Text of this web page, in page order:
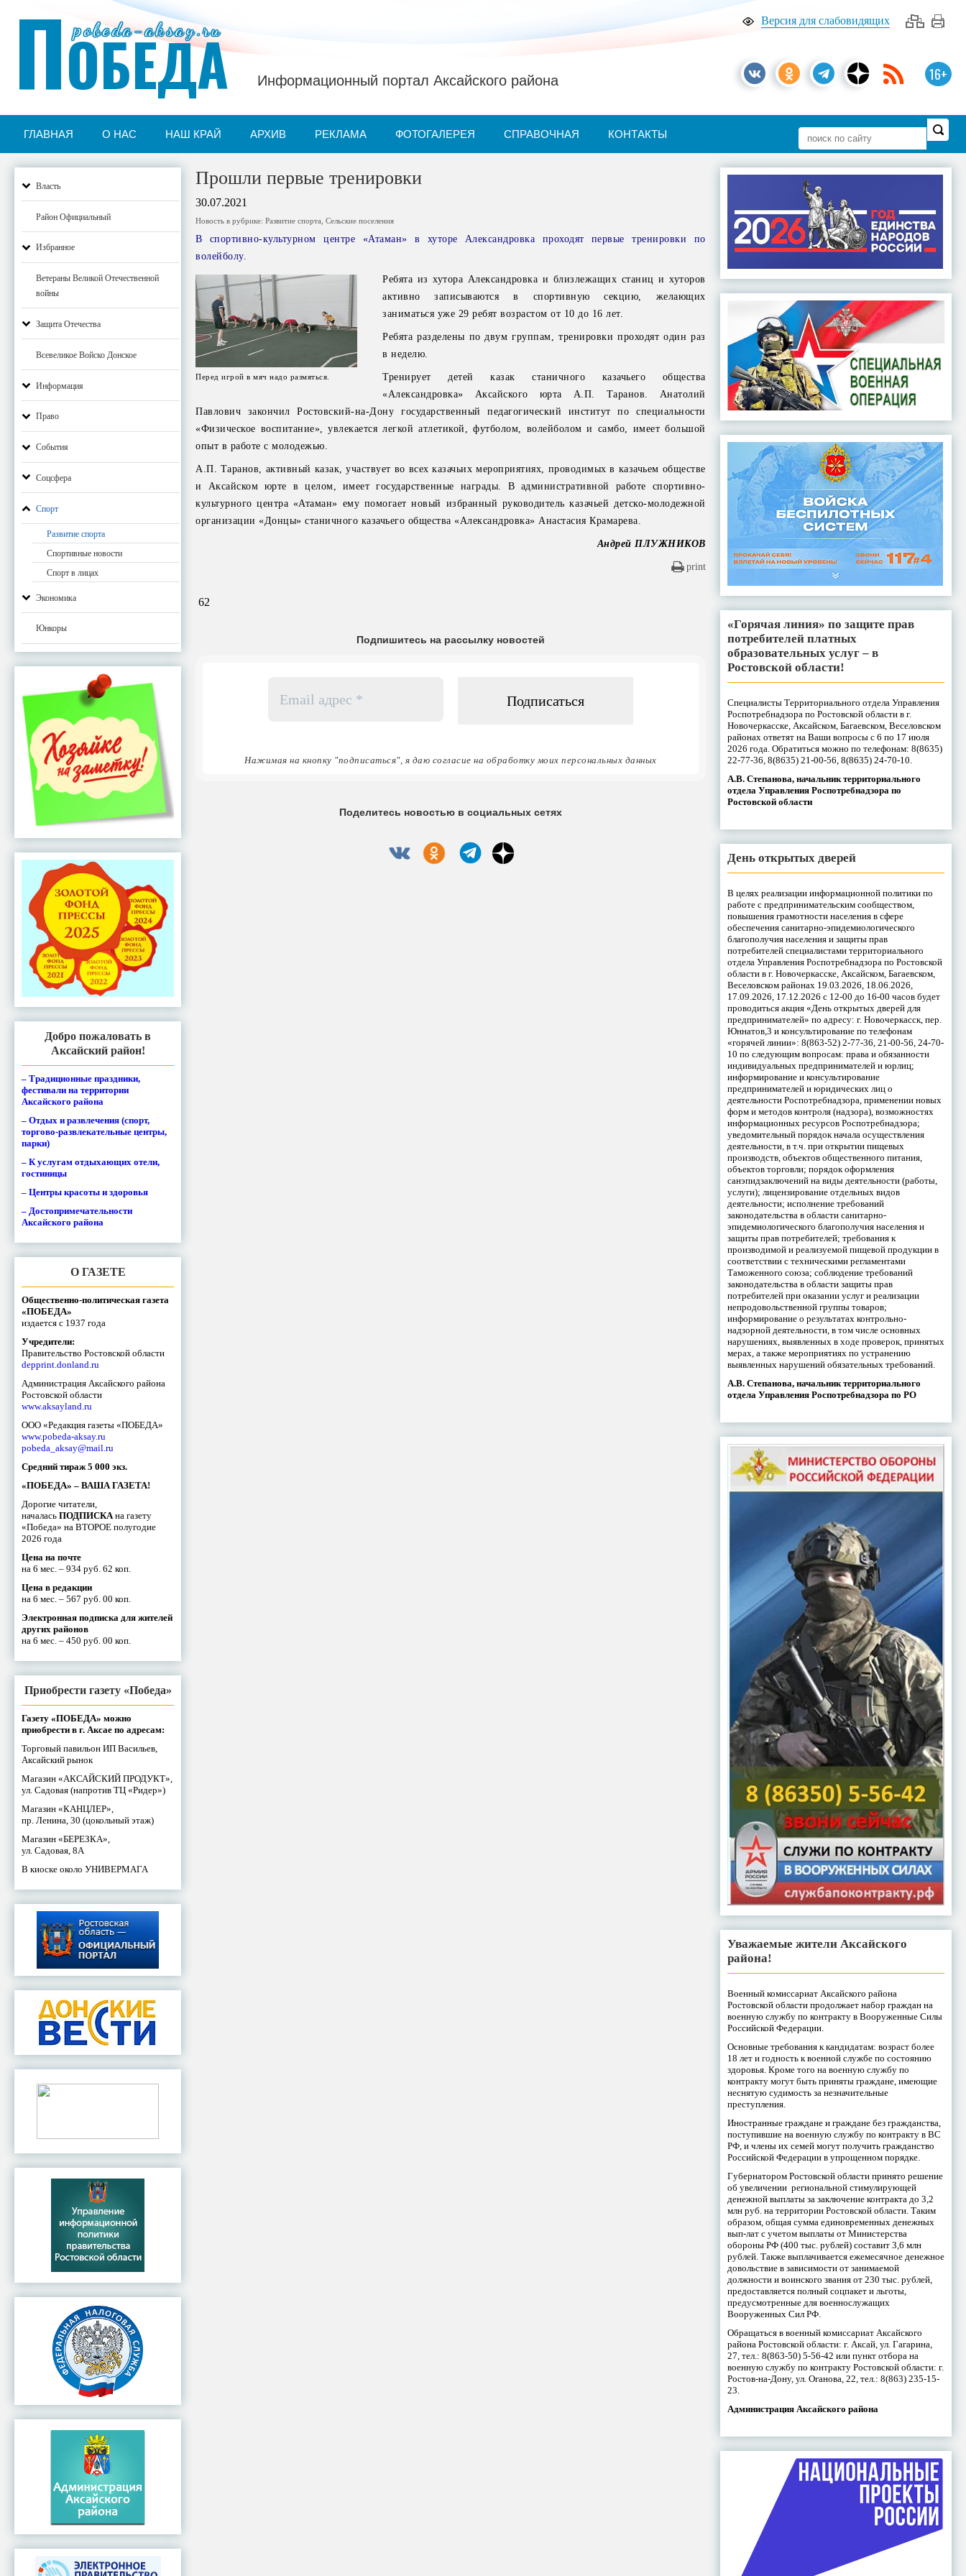
Версия для слабовидящих
16+
pobeda-aksay.ru
ПОБЕДА Информационный портал Аксайского района
ГЛАВНАЯ О НАС НАШ КРАЙ АРХИВ РЕКЛАМА ФОТОГАЛЕРЕЯ СПРАВОЧНАЯ КОНТАКТЫ
Власть
Район Официальный
Избранное
Ветераны Великой Отечественной
войны
Защита Отечества
Всевеликое Войско Донское
Информация
Право
События
Соцсфера
Спорт
Развитие спорта
Спортивные новости
Спорт в лицах
Экономика
Юнкоры
Добро пожаловать в
Аксайский район!
– Традиционные праздники,
фестивали на территории
Аксайского района
– Отдых и развлечения (спорт,
торгово-развлекательные центры,
парки)
– К услугам отдыхающих отели,
гостиницы
– Центры красоты и здоровья
– Достопримечательности
Аксайского района
О ГАЗЕТЕ
Общественно-политическая газета
«ПОБЕДА»
издается с 1937 года
Учредители:
Правительство Ростовской области
depprint.donland.ru
Администрация Аксайского района
Ростовской области
www.aksayland.ru
ООО «Редакция газеты «ПОБЕДА»
www.pobeda-aksay.ru
pobeda_aksay@mail.ru
Средний тираж 5 000 экз.
«ПОБЕДА» – ВАША ГАЗЕТА!
Дорогие читатели,
началась ПОДПИСКАна газету
«Победа» на ВТОРОЕ полугодие
2026 года
Цена на почте
на 6 мес. – 934 руб. 62 коп.
Цена в редакции
на 6 мес. – 567 руб. 00 коп.
Электронная подписка для жителей
других районов
на 6 мес. – 450 руб. 00 коп.
Приобрести газету «Победа»
Газету «ПОБЕДА» можно
приобрести в г. Аксае по адресам:
Торговый павильон ИП Васильев,
Аксайский рынок
Магазин «АКСАЙСКИЙ ПРОДУКТ»,
ул. Садовая (напротив ТЦ «Ридер»)
Магазин «КАНЦЛЕР»,
пр. Ленина, 30 (цокольный этаж)
Магазин «БЕРЕЗКА»,
ул. Садовая, 8А
В киоске около УНИВЕРМАГА
Прошли первые тренировки
30.07.2021
Новость в рубрике:Развитие спорта ,Сельские поселения
В спортивно-культурном центре «Атаман» в хуторе Александровка проходят первые тренировки по
волейболу.
Перед игрой в мяч надо размяться.
Ребята из хутора Александровка и близлежащих станиц и хуторов
активно записываются в спортивную секцию, желающих
заниматься уже 29 ребят возрастом от 10 до 16 лет.
Ребята разделены по двум группам, тренировки проходят один раз
в неделю.
Тренирует детей казак станичного казачьего общества
«Александровка» Аксайского юрта А.П. Таранов. Анатолий
Павлович закончил Ростовский-на-Дону государственный педагогический институт по специальности
«Физическое воспитание», увлекается легкой атлетикой, футболом, волейболом и самбо, имеет большой
опыт в работе с молодежью.
А.П. Таранов, активный казак, участвует во всех казачьих мероприятиях, проводимых в казачьем обществе
и Аксайском юрте в целом, имеет государственные награды. В административной работе спортивно-
культурного центра «Атаман» ему помогает новый избранный руководитель казачьей детско-молодежной
организации «Донцы» станичного казачьего общества «Александровка» Анастасия Крамарева.
Андрей ПЛУЖНИКОВ
print
62
Подпишитесь на рассылку новостей
адрес
Нажимая на кнопку "подписаться", я даю согласие на обработку моих персональных данных
Поделитесь новостью в социальных сетях
«Горячая линия» по защите прав
потребителей платных
образовательных услуг – в
Ростовской области!
Специалисты Территориального отдела Управления
Роспотребнадзора по Ростовской области в г.
Новочеркасске, Аксайском, Багаевском, Веселовском
районах ответят на Ваши вопросы с 6 по 17 июля
2026 года. Обратиться можно по телефонам: 8(8635)
22-77-36, 8(8635) 21-00-56, 8(8635) 24-70-10.
А.В. Степанова, начальник территориального
отдела Управления Роспотребнадзора по
Ростовской области
День открытых дверей
В целях реализации информационной политики по
работе с предпринимательским сообществом,
повышения грамотности населения в сфере
обеспечения санитарно-эпидемиологического
благополучия населения и защиты прав
потребителей специалистами территориального
отдела Управления Роспотребнадзора по Ростовской
области в г. Новочеркасске, Аксайском, Багаевском,
Веселовском районах 19.03.2026, 18.06.2026,
17.09.2026, 17.12.2026 с 12-00 до 16-00 часов будет
проводиться акция «День открытых дверей для
предпринимателей» по адресу: г. Новочеркасск, пер.
Юннатов,3 и консультирование по телефонам
«горячей линии»: 8(863-52) 2-77-36, 21-00-56, 24-70-
10 по следующим вопросам: права и обязанности
индивидуальных предпринимателей и юрлиц;
информирование и консультирование
предпринимателей и юридических лиц о
деятельности Роспотребнадзора, применении новых
форм и методов контроля (надзора), возможностях
информационных ресурсов Роспотребнадзора;
уведомительный порядок начала осуществления
деятельности, в т.ч. при открытии пищевых
производств, объектов общественного питания,
объектов торговли; порядок оформления
санэпидзаключений на виды деятельности (работы,
услуги); лицензирование отдельных видов
деятельности; исполнение требований
законодательства в области санитарно-
эпидемиологического благополучия населения и
защиты прав потребителей; требования к
производимой и реализуемой пищевой продукции в
соответствии с техническими регламентами
Таможенного союза; соблюдение требований
законодательства в области защиты прав
потребителей при оказании услуг и реализации
непродовольственной группы товаров;
информирование о результатах контрольно-
надзорной деятельности, в том числе основных
нарушениях, выявленных в ходе проверок, принятых
мерах, а также мероприятиях по устранению
выявленных нарушений обязательных требований.
А.В. Степанова, начальник территориального
отдела Управления Роспотребнадзора по РО
Уважаемые жители Аксайского
района!
Военный комиссариат Аксайского района
Ростовской области продолжает набор граждан на
военную службу по контракту в Вооруженные Силы
Российской Федерации.
Основные требования к кандидатам: возраст более
18 лет и годность к военной службе по состоянию
здоровья. Кроме того на военную службу по
контракту могут быть приняты граждане, имеющие
неснятую судимость за незначительные
преступления.
Иностранные граждане и граждане без гражданства,
поступившие на военную службу по контракту в ВС
РФ, и члены их семей могут получить гражданство
Российской Федерации в упрощенном порядке.
Губернатором Ростовской области принято решение
об увеличении региональной стимулирующей
денежной выплаты за заключение контракта до 3,2
млн руб. на территории Ростовской области. Таким
образом, общая сумма единовременных денежных
вып-лат с учетом выплаты от Министерства
обороны РФ (400 тыс. рублей) составит 3,6 млн
рублей. Также выплачивается ежемесячное денежное
довольствие в зависимости от занимаемой
должности и воинского звания от 230 тыс. рублей,
предоставляется полный соцпакет и льготы,
предусмотренные для военнослужащих
Вооруженных Сил РФ.
Обращаться в военный комиссариат Аксайского
района Ростовской области: г. Аксай, ул. Гагарина,
27, тел.: 8(863-50) 5-56-42 или пункт отбора на
военную службу по контракту Ростовской области: г.
Ростов-на-Дону, ул. Оганова, 22, тел.: 8(863) 235-15-
23.
Администрация Аксайского района